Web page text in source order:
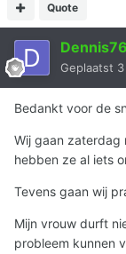
Quote
Dennis76
Geplaatst
Bedankt voor de
Wij gaan zaterdag
hebben ze al iets
Tevens gaan wij
Mijn vrouw durft
probleem kunnen